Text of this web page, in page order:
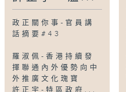
政正關你事-官員講
話摘要#43
羅淑佩-香港持續發
揮聯通內外優勢向中
外推廣文化瑰寶
許正宇-特區政府...